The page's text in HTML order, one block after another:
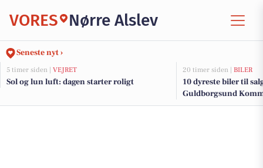
VORES Nørre Alslev
Seneste nyt ›
5 timer siden | VEJRET
Sol og lun luft: dagen starter roligt
20 timer siden | BILER
10 dyreste biler til
Guldborgsund